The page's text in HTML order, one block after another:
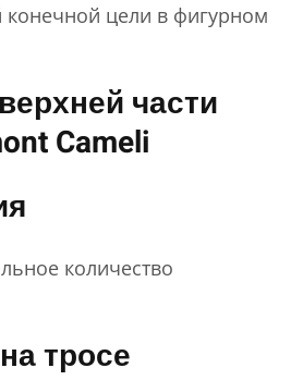
конечной цели в фигурном
части
Cameli
количество
тросе